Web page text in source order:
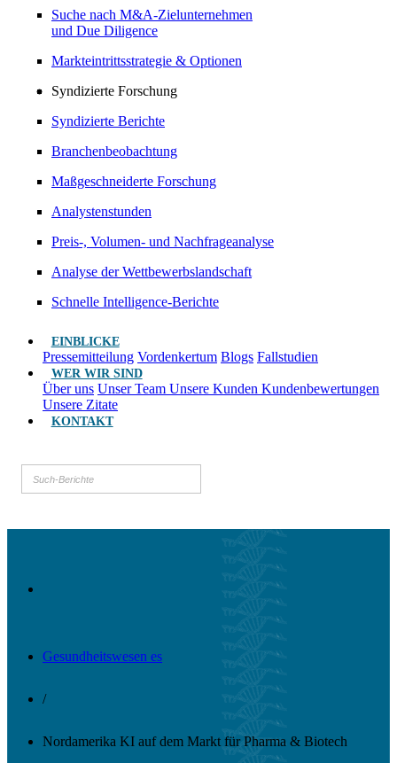
Suche nach M&A-Zielunternehmen
und Due Diligence
Markteintrittsstrategie & Optionen
Syndizierte Forschung
Syndizierte Berichte
Branchenbeobachtung
Maßgeschneiderte Forschung
Analystenstunden
Preis-, Volumen- und Nachfrageanalyse
Analyse der Wettbewerbslandschaft
Schnelle Intelligence-Berichte
EINBLICKE
Pressemitteilung Vordenkertum Blogs Fallstudien
WER WIR SIND
Über uns Unser Team Unsere Kunden Kundenbewertungen
Unsere Zitate
KONTAKT
Gesundheitswesen es
/
Nordamerika KI auf dem Markt für Pharma & Biotech